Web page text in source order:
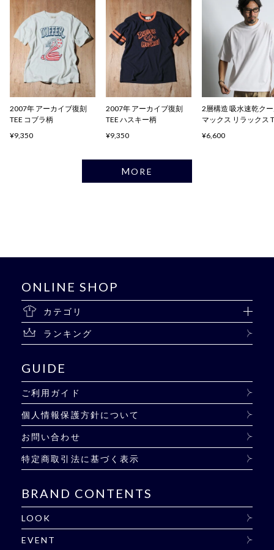
2007年 アーカイブ復刻
TEE コブラ柄
¥9,350
2007年 アーカイブ復刻
TEE ハスキー柄
¥9,350
2層構造 吸水速乾ク
マックス リラックス
¥6,600
MORE
ONLINE SHOP
カテゴリ
ランキング
GUIDE
ご利用ガイド
個人情報保護方針について
お問い合わせ
特定商取引法に基づく表示
BRAND CONTENTS
LOOK
EVENT